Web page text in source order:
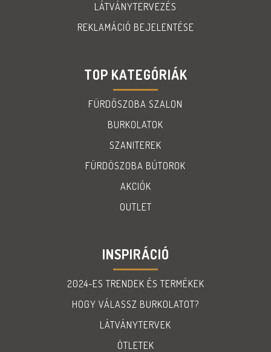
LÁTVÁNYTERVEZÉS
REKLAMÁCIÓ BEJELENTÉSE
TOP KATEGÓRIÁK
FÜRDŐSZOBA SZALON
BURKOLATOK
SZANITEREK
FÜRDÖSZOBA BÚTOROK
AKCIÓK
OUTLET
INSPIRÁCIÓ
2024-ES TRENDEK ÉS TERMÉKEK
HOGY VÁLASSZ BURKOLATOT?
LÁTVÁNYTERVEK
ÖTLETEK